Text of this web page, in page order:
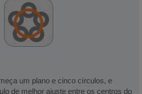
um plano e cinco círculos, e
de melhor ajuste entre os centros do